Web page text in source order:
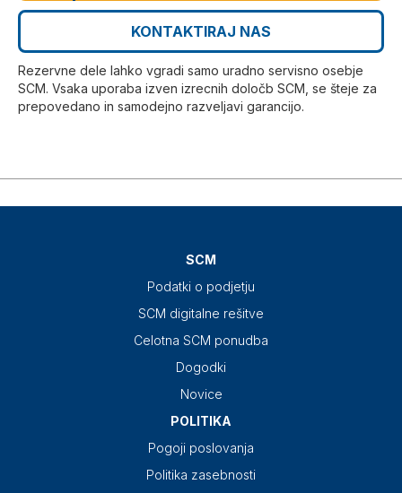
KONTAKTIRAJ NAS
Rezervne dele lahko vgradi samo uradno servisno osebje
SCM. Vsaka uporaba izven izrecnih določb SCM, se šteje za
prepovedano in samodejno razveljavi garancijo.
SCM
Podatki o podjetju
SCM digitalne rešitve
Celotna SCM ponudba
Dogodki
Novice
POLITIKA
Pogoji poslovanja
Politika zasebnosti